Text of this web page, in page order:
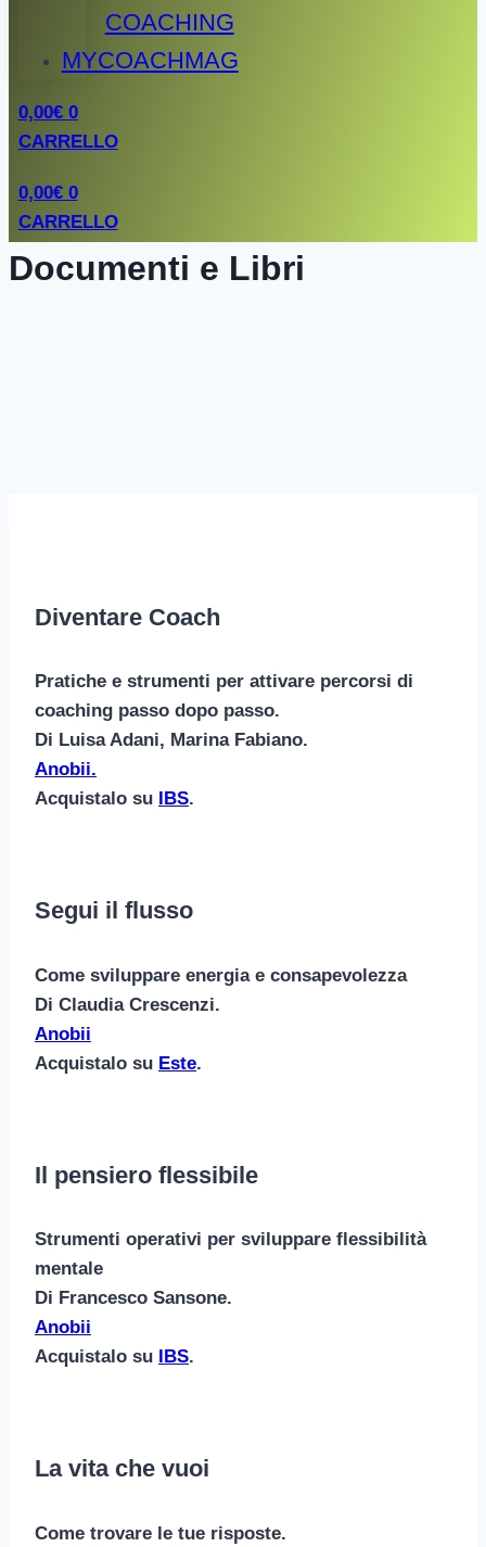
COACHING
MYCOACHMAG
0,00€ 0
CARRELLO
0,00€ 0
CARRELLO
Documenti e Libri
Diventare Coach
Pratiche e strumenti per attivare percorsi di
coaching passo dopo passo.
Di Luisa Adani, Marina Fabiano.
Anobii.
Acquistalo su IBS.
Segui il flusso
Come sviluppare energia e consapevolezza
Di Claudia Crescenzi.
Anobii
Acquistalo su Este.
Il pensiero flessibile
Strumenti operativi per sviluppare flessibilità
mentale
Di Francesco Sansone.
Anobii
Acquistalo su IBS.
La vita che vuoi
Come trovare le tue risposte.